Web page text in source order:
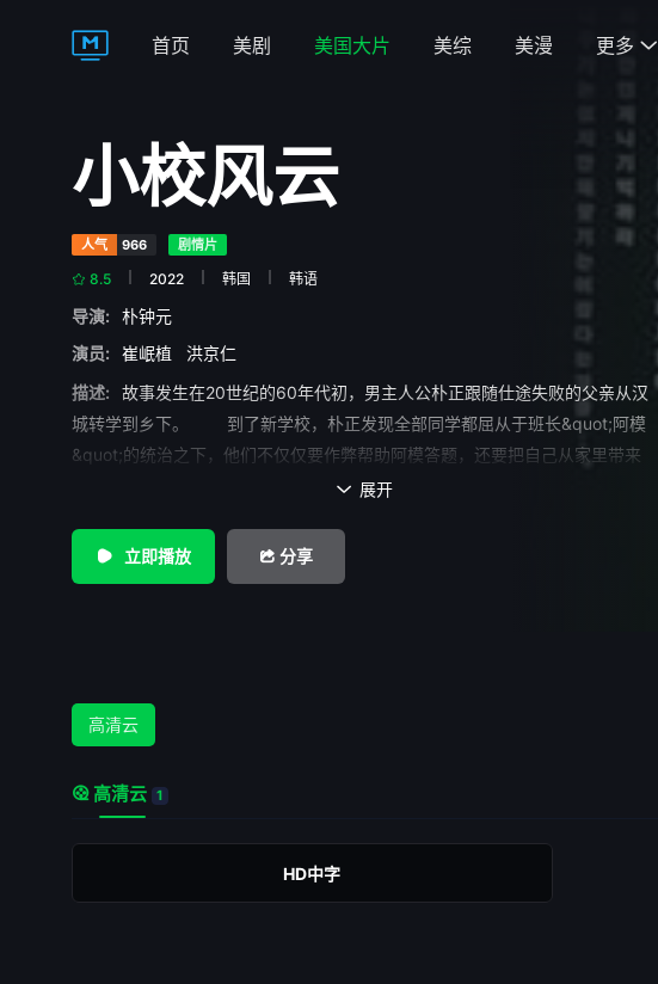
首页 美剧 美国大片 美综 美漫 更多 
小校风云
人气 966 剧情片
8.5 2022 韩国 韩语
导演:
朴钟元
演员:
崔岷植
洪京仁
描述:
故事发生在20世纪的60年代初，男主人公朴正跟随仕途失败的父亲从汉
城转学到乡下。 到了新学校，朴正发现全部同学都屈从于班长&quot;阿模
&quot;的统治之下，他们不仅仅要作弊帮助阿模答题，还要把自己从家里带来
的中午饭交给阿模处理。朴正是从大城市来的，心气很傲，他根本就不听命于
全班同学的&quot;拥戴&quot;，他还是老师心目中最正直，最优秀的典范，老
师也赋予阿模更多管理班级的权力。阿模利用检查清洁卫生的机会，好好的惩
号人物。朴正开始成为班级里欺负弱者的主力。 阿模的专制统治在一位充
满民主思想的老师到来后，彻底瓦解了。老师发现阿模的所有考卷都是由他人
&quot;罪状&quot;。班上有一个平时尽受欺负的傻孩哭了起来，他指着全班同
般的学生时代终于过去，朴正也为自己的软弱付出了代价。影片并没有停止在
 展开
立即播放 分享
高清云
高清云 1
HD中字